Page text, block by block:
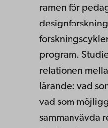
ramen för
program.
relationen
lärande: vad
vad som
sammanvävda